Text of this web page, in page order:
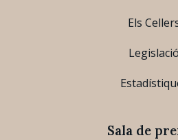
Els
Legislació
Sala de